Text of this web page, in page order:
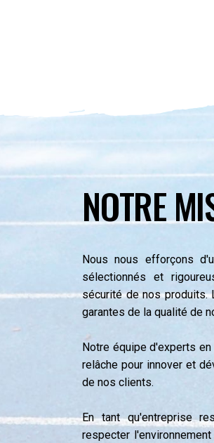
NOTRE
Nous nous efforçons
sélectionnés et
sécurité de nos produits.
garantes de la qualité de
Notre équipe d'experts
relâche pour innover et
de nos clients.
En tant qu'entreprise
respecter